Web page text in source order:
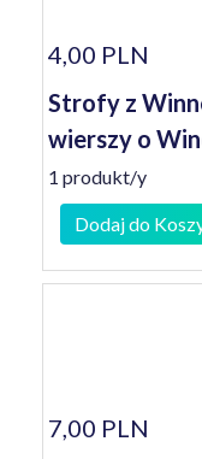
4,00 PLN
Strofy z
wierszy o
1 produkt/y
Dodaj do
7,00 PLN